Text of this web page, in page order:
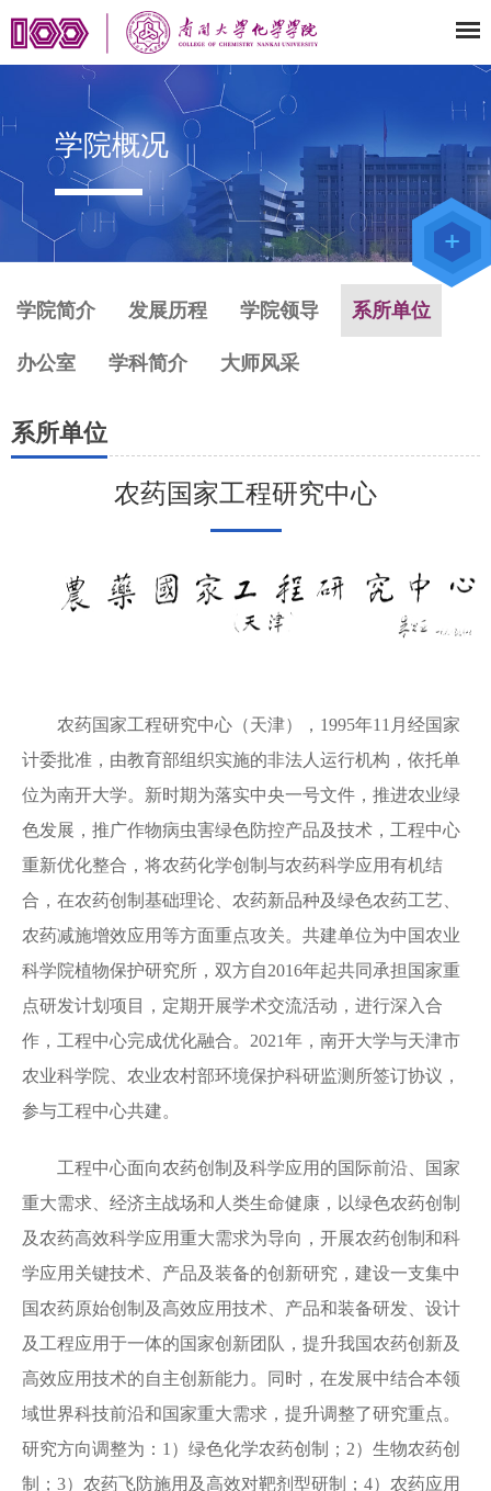
学院概况
学院简介 发展历程 学院领导 系所单位
办公室 学科简介 大师风采
系所单位
农药国家工程研究中心
农药国家工程研究中心（天津）， 1995年11 月经国家
计委批准，由教育部组织实施的非法人运行机构，依托单
位为南开大学。新时期为落实中央一号文件，推进农业绿
色发展，推广作物病虫害绿色防控产品及技术，工程中心
重新优化整合，将农药化学创制与农药科学应用有机结
合，在农药创制基础理论、农药新品种及绿色农药工艺、
农药减施增效应用等方面重点攻关。共建单位为中国农业
科学院植物保护研究所，双方自2016年起共同承担国家重
点研发计划项目，定期开展学术交流活动，进行深入合
作，工程中心完成优化融合。 2021年，南开大学与天津市
农业科学院、农业农村部环境保护科研监测所签订协议，
参与工程中心共建。
工程中心面向农药创制及科学应用的国际前沿、国家
重大需求、经济主战场和人类生命健康，以绿色农药创制
及农药高效科学应用重大需求为导向，开展农药创制和科
学应用关键技术、产品及装备的创新研究，建设一支集中
国农药原始创制及高效应用技术、产品和装备研发、设计
及工程应用于一体的国家创新团队，提升我国农药创新及
高效应用技术的自主创新能力。同时，在发展中结合本领
域世界科技前沿和国家重大需求，提升调整了研究重点。
研究方向调整为： 1 ）绿色化学农药创制； 2）生物农药创
制； 3）农药飞防施用及高效对靶剂型研制； 4）农药应用